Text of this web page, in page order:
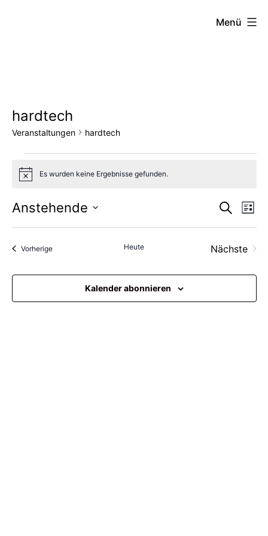
Menü
hardtech
Veranstaltungen hardtech
Veranstaltungen
HinweisEs wurden keine Ergebnisse gefunden.
SucheListe
Anstehende
Datum
wählen.
VorherigeVeranstaltungen Heute
Nächste
Kalender abonnieren